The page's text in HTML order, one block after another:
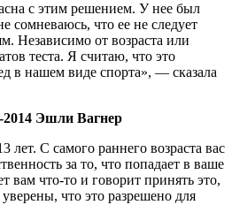
с этим решением. У нее был
сомневаюсь, что ее не следует
Независимо от возраста или
теста. Я считаю, что это
в нашем виде спорта», — сказала
Эшли Вагнер
С самого раннего возраста вас
за то, что попадает в ваше
вам что-то и говорит принять это,
что это разрешено для